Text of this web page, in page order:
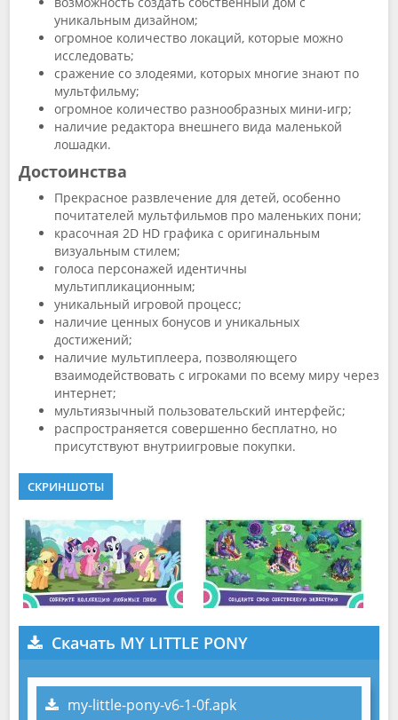
уникальным дизайном;
огромное количество локаций, которые можно
исследовать;
сражение со злодеями, которых многие знают по
мультфильму;
огромное количество разнообразных мини-игр;
наличие редактора внешнего вида маленькой
лошадки.
Достоинства
Прекрасное развлечение для детей, особенно
почитателей мультфильмов про маленьких пони;
красочная 2D HD графика с оригинальным
визуальным стилем;
голоса персонажей идентичны
мультипликационным;
уникальный игровой процесс;
наличие ценных бонусов и уникальных
достижений;
наличие мультиплеера, позволяющего
взаимодействовать с игроками по всему миру через
интернет;
мультиязычный пользовательский интерфейс;
распространяется совершенно бесплатно, но
присутствуют внутриигровые покупки.
СКРИНШОТЫ
Скачать MY LITTLE PONY
my-little-pony-v6-1-0f.apk